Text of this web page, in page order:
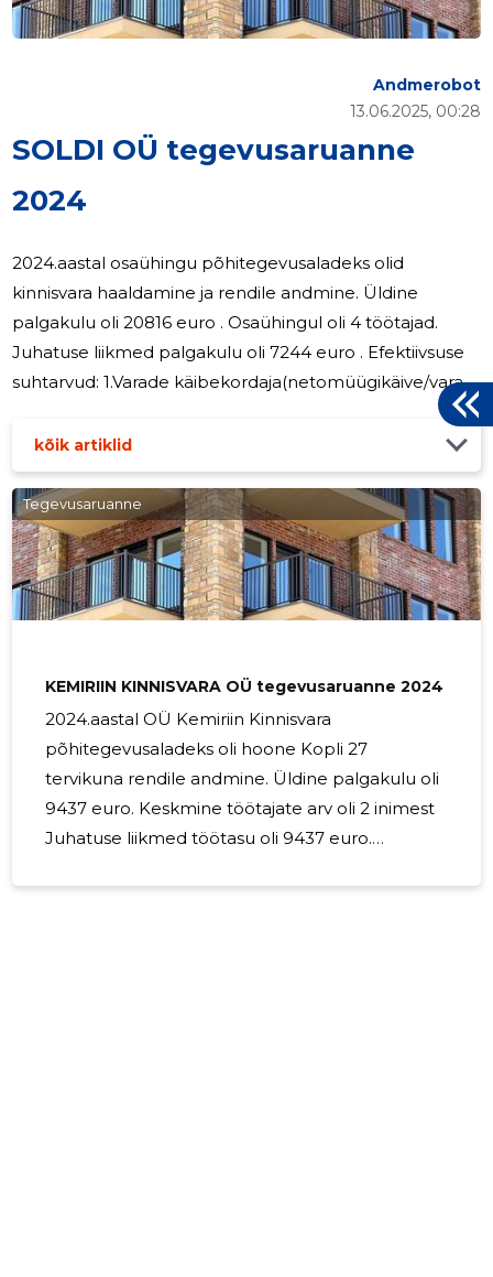
SOLDI OÜ tegevusaruanne
2024
13.06.2025, 00:28
Andmerobot
2024.aastal osaühingu põhitegevusaladeks olid
kinnisvara haaldamine ja rendile andmine. Üldine
palgakulu oli 20816 euro . Osaühingul oli 4 töötajad.
Juhatuse liikmed palgakulu oli 7244 euro . Efektiivsuse
suhtarvud: 1.Varade käibekordaja(netomüügikäive/varad
kokku keskmiselt)= 469462/(128279+141111)/2=3.974
2.Debitoorse võlgnevuse käibesagedus =
müügitulu/keskmine debitoorne võlgnevus
53952/(30287+53277)/2=1.291 Rentaabluse suhtarvud:
1.Käiberentaablus (puhaskasum/netomüügikäive)=
53952/469462=0,115 2.Varade
rentablus(puhaskasum/varad kokku)=
53952/128279=0,421 3.Oma kapitali
kõik artiklid
Tegevusaruanne
KEMIRIIN KINNISVARA OÜ tegevusaruanne 2024
2024.aastal OÜ Kemiriin Kinnisvara
põhitegevusaladeks oli hoone Kopli 27
tervikuna rendile andmine. Üldine palgakulu oli
9437 euro. Keskmine töötajate arv oli 2 inimest
Juhatuse liikmed töötasu oli 9437 euro.